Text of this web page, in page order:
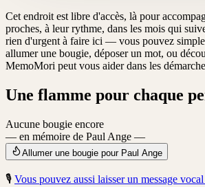
Cet endroit est libre d'accès, là pour
proches, à leur rythme, dans les mois qui
rien d'urgent à faire ici — vous pouvez
allumer une bougie, déposer un mot, ou
MemoMori peut vous aider dans les
Une flamme pour chaque
Aucune bougie encore
— en mémoire de Paul Ange —
Allumer une bougie pour Paul Ange
🎙️ Vous pouvez aussi laisser un message vocal